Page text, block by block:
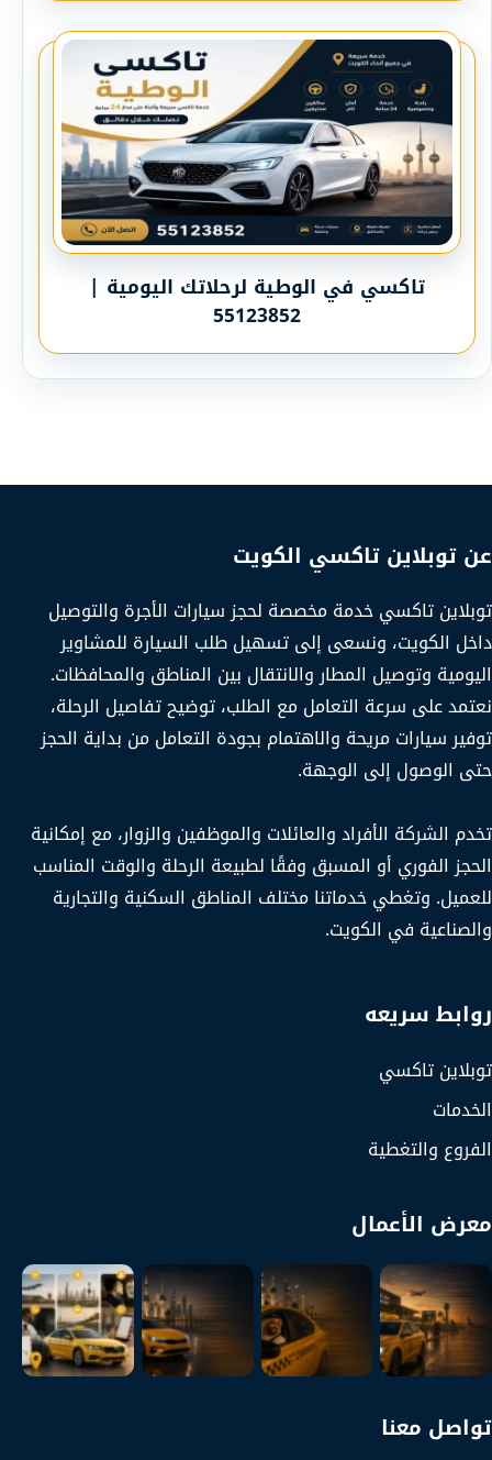
تاكسي في الوطية لرحلاتك اليومية |
55123852
عن توبلاين تاكسي الكويت
توبلاين تاكسي خدمة مخصصة لحجز سيارات الأجرة والتوصيل
داخل الكويت، ونسعى إلى تسهيل طلب السيارة للمشاوير
اليومية وتوصيل المطار والانتقال بين المناطق والمحافظات.
نعتمد على سرعة التعامل مع الطلب، توضيح تفاصيل الرحلة،
توفير سيارات مريحة والاهتمام بجودة التعامل من بداية الحجز
حتى الوصول إلى الوجهة.
تخدم الشركة الأفراد والعائلات والموظفين والزوار، مع إمكانية
الحجز الفوري أو المسبق وفقًا لطبيعة الرحلة والوقت المناسب
للعميل. وتغطي خدماتنا مختلف المناطق السكنية والتجارية
والصناعية في الكويت.
روابط سريعه
توبلاين تاكسي
الخدمات
الفروع والتغطية
معرض الأعمال
تواصل معنا